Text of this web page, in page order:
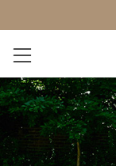
NEW 7% BEST